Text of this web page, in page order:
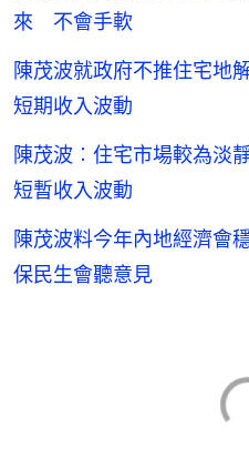
來 不會手軟
陳茂波就政府不推住宅
短期收入波動
陳茂波︰住宅市場較為
短暫收入波動
陳茂波料今年內地經濟
保民生會聽意見